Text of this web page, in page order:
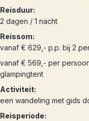
Reisduur:
2 dagen / 1 nacht
Reissom:
vanaf € 629,- p.p. bij 2
vanaf € 569,- per
glampingtent
Activiteit:
een wandeling met gids
Reisperiode: